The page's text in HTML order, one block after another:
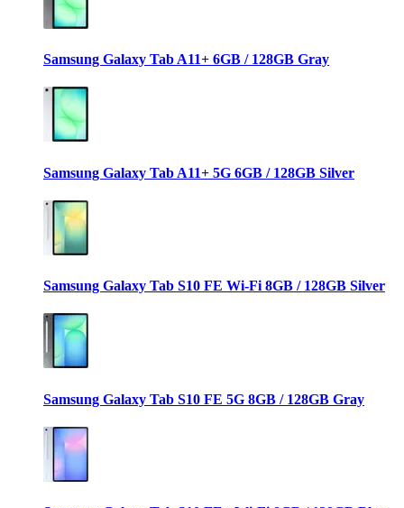
Samsung Galaxy Tab A11+ 6GB / 128GB Gray
Samsung Galaxy Tab A11+ 5G 6GB / 128GB Silver
Samsung Galaxy Tab S10 FE Wi-Fi 8GB / 128GB Silver
Samsung Galaxy Tab S10 FE 5G 8GB / 128GB Gray